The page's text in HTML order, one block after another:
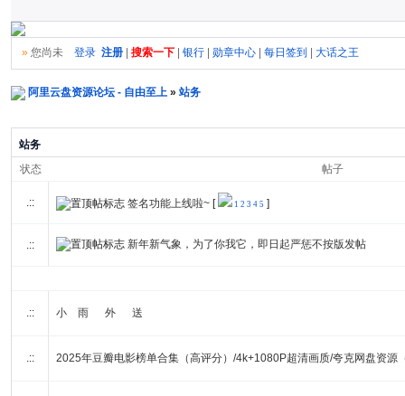
»您尚未 登录 注册| 搜索一下| 银行| 勋章中心| 每日签到 大话之王
阿里云盘资源论坛 - 自由至上 » 站务
站务
状态
帖子
.:: 签名功能上线啦~ [ 1 2 3 4 5 ]
.:: 新年新气象，为了你我它，即日起严惩不按版发帖
.:: 小 雨 外 送
.:: 2025年豆瓣电影榜单合集（高评分）/4k+1080P超清画质/夸克网盘资源